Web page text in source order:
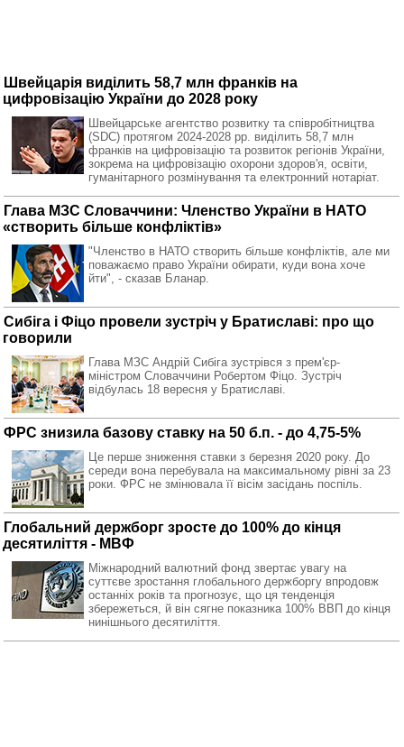
Швейцарія виділить 58,7 млн франків на
цифровізацію України до 2028 року
Швейцарське агентство розвитку та співробітництва
(SDC) протягом 2024-2028 рр. виділить 58,7 млн
франків на цифровізацію та розвиток регіонів України,
зокрема на цифровізацію охорони здоров'я, освіти,
гуманітарного розмінування та електронний нотаріат.
Глава МЗС Словаччини: Членство України в НАТО
«створить більше конфліктів»
"Членство в НАТО створить більше конфліктів, але ми
поважаємо право України обирати, куди вона хоче
йти", - сказав Бланар.
Сибіга і Фіцо провели зустріч у Братиславі: про що
говорили
Глава МЗС Андрій Сибіга зустрівся з прем'єр-
міністром Словаччини Робертом Фіцо. Зустріч
відбулась 18 вересня у Братиславі.
ФРС знизила базову ставку на 50 б.п. - до 4,75-5%
Це перше зниження ставки з березня 2020 року. До
середи вона перебувала на максимальному рівні за 23
роки. ФРС не змінювала її вісім засідань поспіль.
Глобальний держборг зросте до 100% до кінця
десятиліття - МВФ
Міжнародний валютний фонд звертає увагу на
суттєве зростання глобального держборгу впродовж
останніх років та прогнозує, що ця тенденція
збережеться, й він сягне показника 100% ВВП до кінця
нинішнього десятиліття.